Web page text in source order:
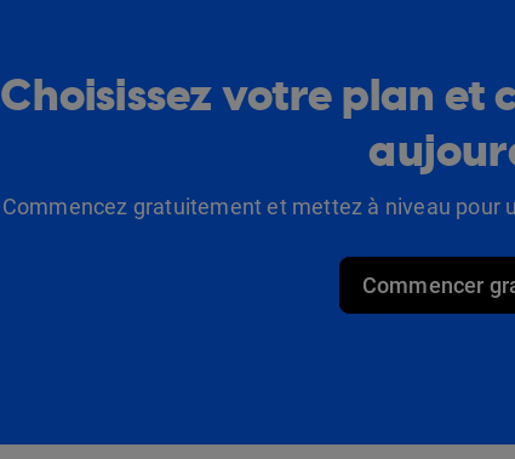
Choisissez votre plan et
Commencez gratuitement et mettez à niveau
Commencer